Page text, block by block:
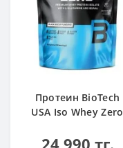
Протеин BioTech
USA Iso Whey Zero
454 g
24 990 тг.